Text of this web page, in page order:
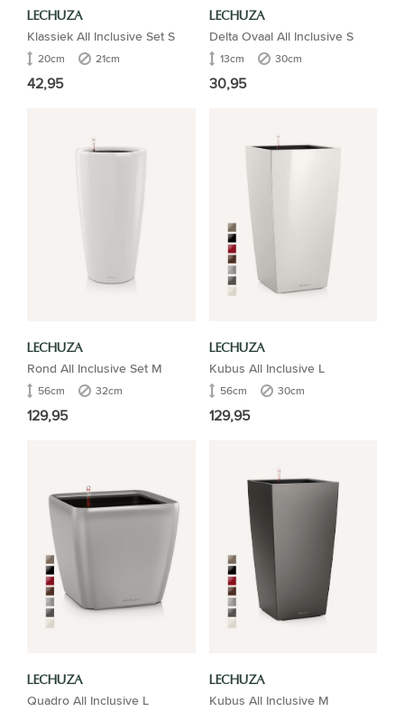
LECHUZA
Klassiek All Inclusive Set S
20cm 21cm
42,95
LECHUZA
Delta Ovaal All Inclusive S
13cm 30cm
30,95
LECHUZA
Rond All Inclusive Set M
56cm 32cm
129,95
LECHUZA
Kubus All Inclusive L
56cm 30cm
129,95
LECHUZA
Quadro All Inclusive L
LECHUZA
Kubus All Inclusive M